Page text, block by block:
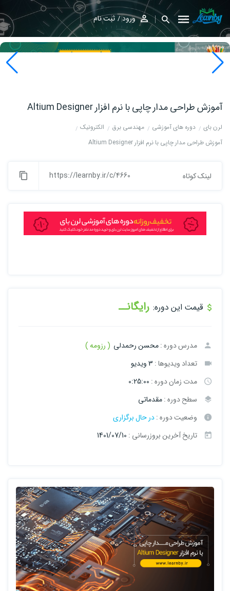
ورود ثبت نام
آموزش طراحی مدار چاپی با نرم افزار Altium Designer
لرن بای دوره های آموزشی مهندسی برق
الکترونیک
آموزش طراحی مدار چاپی با نرم افزار Altium Designer
لینک کوتاه https://learnby.ir/c/4660
قیمت این دوره: رایگانــ
مدرس دوره :محسن رحمدلی ( رزومه )
تعداد ویدیوها : 3 ویدیو
مدت زمان دوره : 0:25:00
سطح دوره :مقدماتی
وضعیت دوره :در حال برگزاری
تاریخ آخرین بروزرسانی : 1401/07/10